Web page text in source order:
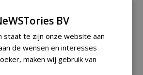
zijn eigen account.
advertentie
BV
staat te zijn onze website aan
de wensen en interesses
maken wij gebruik van